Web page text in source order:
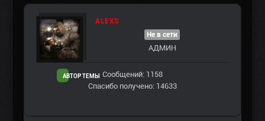
ALEXS
АВТОР ТЕМЫ
Не в сети
АДМИН
Сообщений: 1158
Спасибо получено: 14633